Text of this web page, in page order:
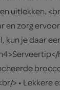
uitlekken.
en zorg
kun je daar
> • Lekkere